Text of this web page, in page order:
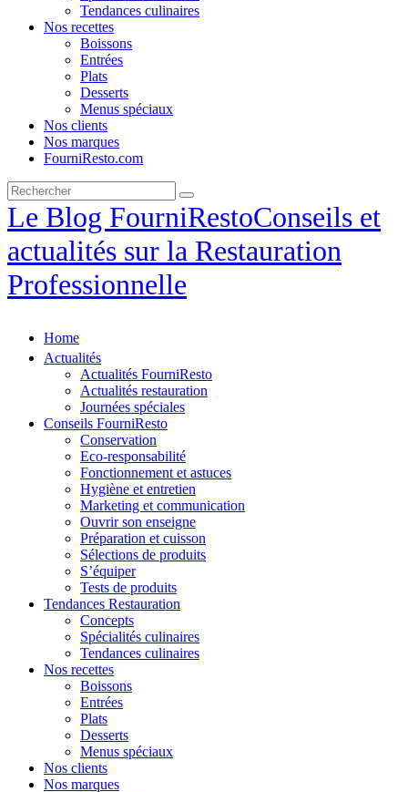
Tendances culinaires
Nos recettes
Boissons
Entrées
Plats
Desserts
Menus spéciaux
Nos clients
Nos marques
FourniResto.com
Le Blog FourniRestoConseils et
actualités sur la Restauration
Professionnelle
Home
Actualités
Actualités FourniResto
Actualités restauration
Journées spéciales
Conseils FourniResto
Conservation
Eco-responsabilité
Fonctionnement et astuces
Hygiène et entretien
Marketing et communication
Ouvrir son enseigne
Préparation et cuisson
Sélections de produits
S’équiper
Tests de produits
Tendances Restauration
Concepts
Spécialités culinaires
Tendances culinaires
Nos recettes
Boissons
Entrées
Plats
Desserts
Menus spéciaux
Nos clients
Nos marques